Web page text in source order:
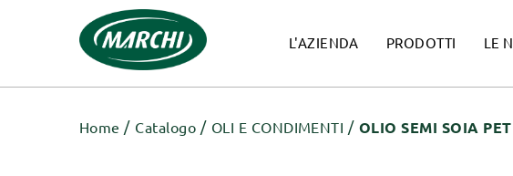
L'AZIENDA PRODOTTI LE
Home Catalogo OLI E CONDIMENTI OLIO SEMI SOIA